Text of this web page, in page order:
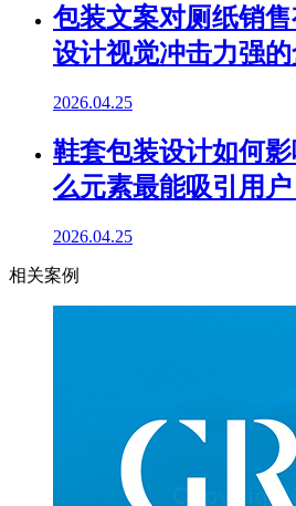
包装文案对厕纸销
设计视觉冲击力强的
2026.04.25
鞋套包装设计如何
么元素最能吸引用户
2026.04.25
相关案例